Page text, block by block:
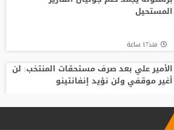
المستحيل
منذ17 ساعة
الأمير علي بعد صرف مستحقات المنتخب: لن
أغير موقفي ولن نؤيد إنفانتينو